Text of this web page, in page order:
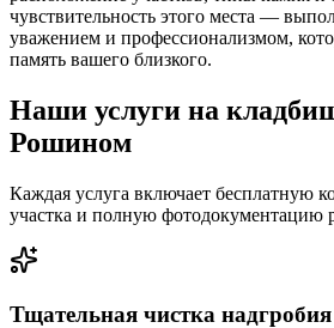
чувствительность этого места —
уважением и профессионализмом,
память вашего близкого.
Наши услуги на
Рошином
Каждая услуга включает бесплатную
участка и полную фотодокументацию
Тщательная чистка надгробия